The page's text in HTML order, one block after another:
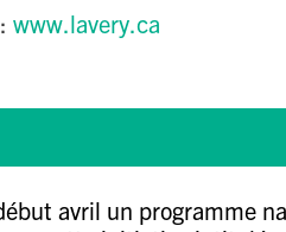
: www.lavery.ca
avril un programme